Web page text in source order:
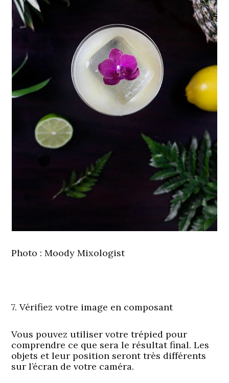
Photo : Moody Mixologist
7. Vérifiez votre image en composant
Vous pouvez utiliser votre trépied pour
comprendre ce que sera le résultat final. Les
objets et leur position seront très différents
sur l’écran de votre caméra.